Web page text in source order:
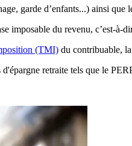
garde d’enfants...) ainsi
imposable du revenu, c’est-à-
(TMI) du contribuable,
retraite tels que le